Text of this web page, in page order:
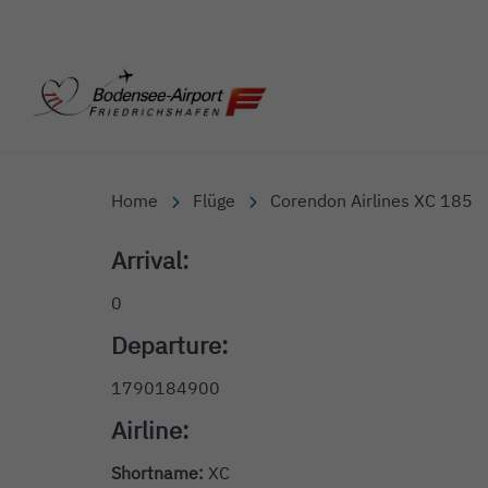
Home Flüge Corendon Airlines XC 185
Arrival:
0
Departure:
1790184900
Airline:
Shortname: XC